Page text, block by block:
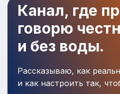
Канал, где
говорю
и без воды.
Рассказываю, как
и как настроить так,